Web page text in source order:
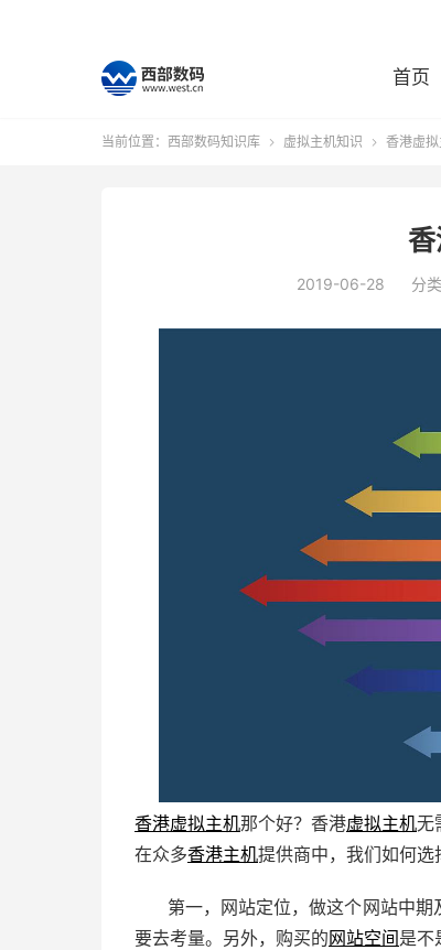
首页
当前位置： 西部数码知识库  虚拟主机知识  香港虚
2019-06-28 分类
香港虚拟主机那个好？香港虚拟主机无
在众多香港主机提供商中，我们如何选
第一，网站定位，做这个网站中
要去考量。另外，购买的网站空间是不